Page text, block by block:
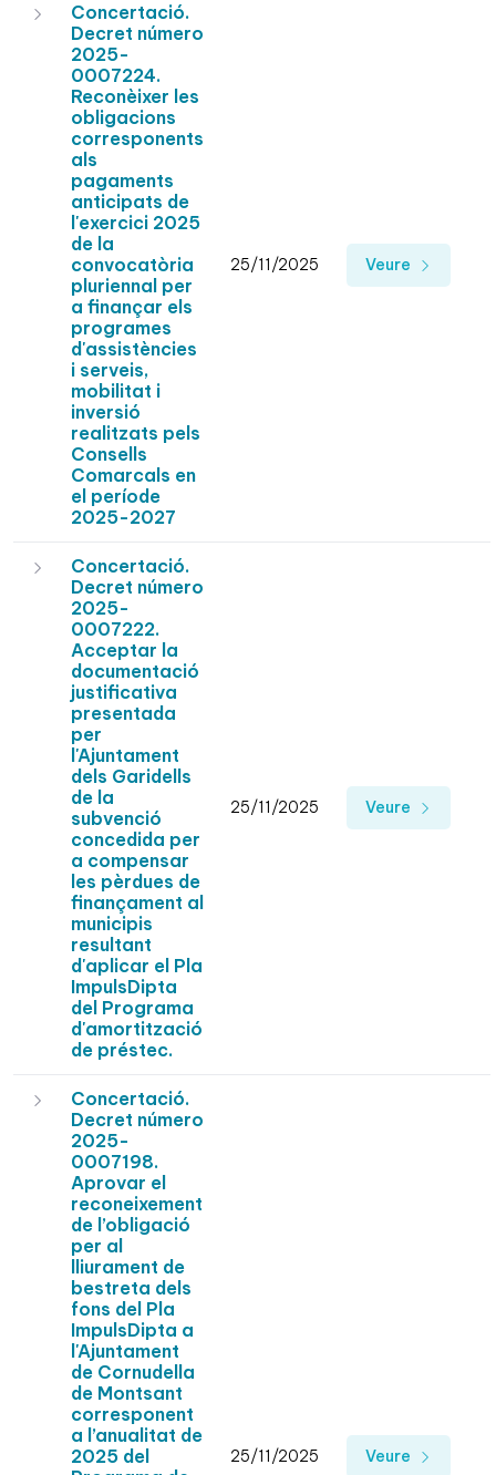
Concertació.
Decret número
2025-
0007224.
Reconèixer les
obligacions
corresponents
als
pagaments
anticipats de
l'exercici 2025
de la
convocatòria
pluriennal per
a finançar els
programes
d'assistències
i serveis,
mobilitat i
inversió
realitzats pels
Consells
Comarcals en
el període
2025-2027
25/11/2025 Veure
Concertació.
Decret número
2025-
0007222.
Acceptar la
documentació
justificativa
presentada
per
l'Ajuntament
dels Garidells
de la
subvenció
concedida per
a compensar
les pèrdues de
finançament al
municipis
resultant
d'aplicar el Pla
ImpulsDipta
del Programa
d'amortització
de préstec.
25/11/2025 Veure
Concertació.
Decret número
2025-
0007198.
Aprovar el
reconeixement
de l’obligació
per al
lliurament de
bestreta dels
fons del Pla
ImpulsDipta a
l'Ajuntament
de Cornudella
de Montsant
corresponent
a l’anualitat de
2025 del
25/11/2025 Veure